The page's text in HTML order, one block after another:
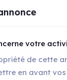
votre
de cette
en avant